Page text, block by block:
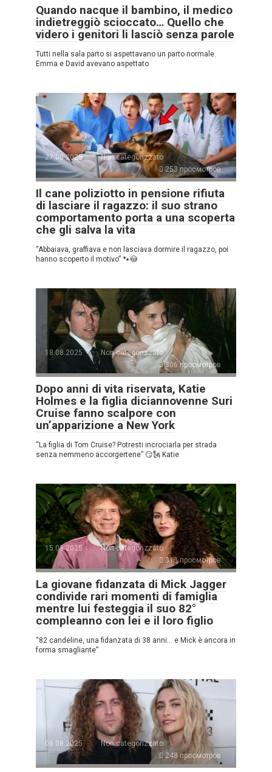
Quando nacque il bambino, il medico
indietreggiò scioccato… Quello che
videro i genitori li lasciò senza parole
Tutti nella sala parto si aspettavano un parto normale.
Emma e David avevano aspettato
27.08.2025
Non categorizzato
253 просмотров
Il cane poliziotto in pensione rifiuta
di lasciare il ragazzo: il suo strano
comportamento porta a una scoperta
che gli salva la vita
“Abbaiava, graffiava e non lasciava dormire il ragazzo, poi
hanno scoperto il motivo” 🐾😳
18.08.2025
Non categorizzato
306 просмотров
Dopo anni di vita riservata, Katie
Holmes e la figlia diciannovenne Suri
Cruise fanno scalpore con
un’apparizione a New York
“La figlia di Tom Cruise? Potresti incrociarla per strada
senza nemmeno accorgertene” 😏🗽 Katie
15.08.2025
Non categorizzato
313 просмотров
La giovane fidanzata di Mick Jagger
condivide rari momenti di famiglia
mentre lui festeggia il suo 82°
compleanno con lei e il loro figlio
“82 candeline, una fidanzata di 38 anni… e Mick è ancora in
forma smagliante”
06.08.2025
Non categorizzato
248 просмотров